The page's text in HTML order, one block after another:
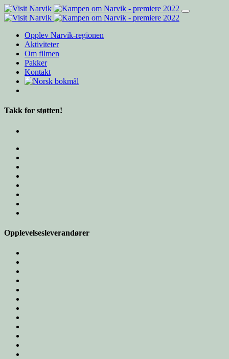
Opplev Narvik-regionen
Aktiviteter
Om filmen
Pakker
Kontakt
Takk for støtten!
Opplevelsesleverandører